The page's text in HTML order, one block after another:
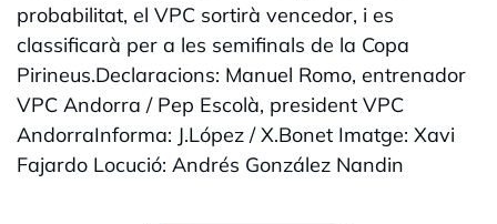
probabilitat, el VPC sortirà vencedor, i es
classificarà per a les semifinals de la Copa
Pirineus.Declaracions: Manuel Romo, entrenador
VPC Andorra / Pep Escolà, president VPC
AndorraInforma: J.López / X.Bonet Imatge: Xavi
Fajardo Locució: Andrés González Nandin